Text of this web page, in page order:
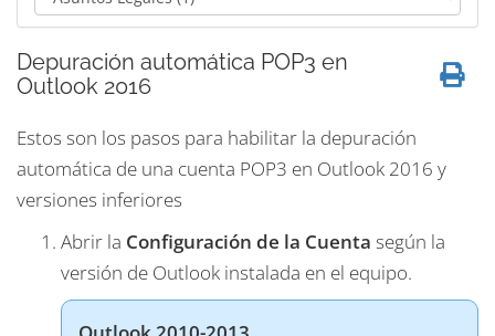
Depuración automática POP3 en
Outlook 2016
Estos son los pasos para habilitar la depuración
automática de una cuenta POP3 en Outlook 2016 y
versiones inferiores
Abrir la Configuración de la Cuenta según la
versión de Outlook instalada en el equipo.